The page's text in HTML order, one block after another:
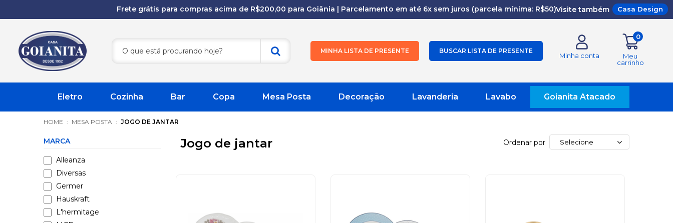
Frete grátis para compras acima de R$200,00 para Goiânia | Parcelamento em até 6x sem juros (parcela mínima: R$50)Visite também Casa Design
MINHA LISTA DE PRESENTE BUSCAR LISTA DE PRESENTE
Minha conta
0
Meu
carrinho
Eletro Cozinha Bar Copa Mesa Posta Decoração Lavanderia Lavabo Goianita Atacado
MESA POSTA JOGO DE JANTAR
MARCA
Alleanza
Diversas
Germer
Hauskraft
L'hermitage
Jogo de jantar Ordenar por Selecione